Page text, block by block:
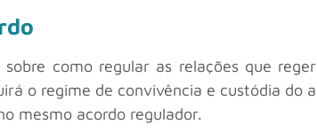
como regular as relações que
o regime de convivência e custódia do
mesmo acordo regulador.